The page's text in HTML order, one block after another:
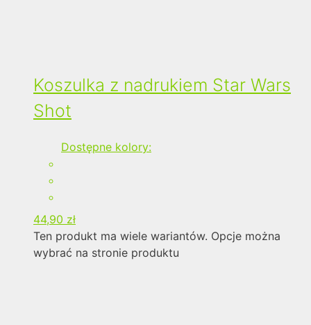
Koszulka z nadrukiem Star Wars
Shot
Dostępne kolory:
44,90 zł
Ten produkt ma wiele wariantów. Opcje można
wybrać na stronie produktu